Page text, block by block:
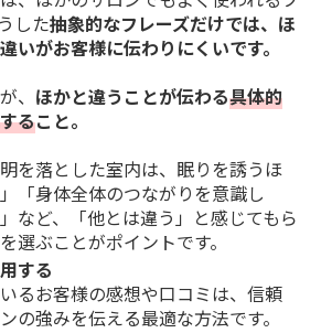
した抽象的なフレーズだけでは、ほ
いがお客様に伝わりにくいです。
、 ほかと違うことが伝わる具体的
ること。
を落とした室内は、眠りを誘うほ
「身体全体のつながりを意識し
など、「他とは違う」と感じてもら
選ぶことがポイントです。
する
るお客様の感想や口コミは、信頼
の強みを伝える最適な方法です。